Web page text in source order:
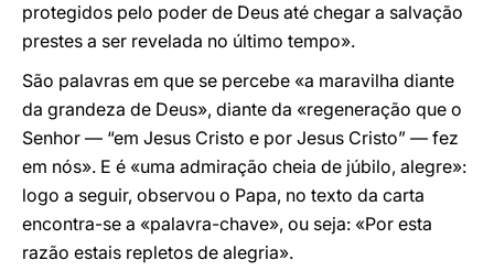
protegidos pelo poder de Deus até chegar a salvação
prestes a ser revelada no último tempo».
São palavras em que se percebe «a maravilha diante
da grandeza de Deus», diante da «regeneração que o
Senhor — “em Jesus Cristo e por Jesus Cristo” — fez
em nós». E é «uma admiração cheia de júbilo, alegre»:
logo a seguir, observou o Papa, no texto da carta
encontra-se a «palavra-chave», ou seja: «Por esta
razão estais repletos de alegria».